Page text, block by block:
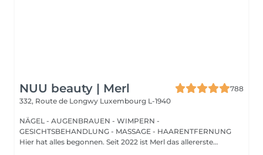
NUU beauty | Merl
788
332, Route de Longwy Luxembourg L-1940
NÄGEL - AUGENBRAUEN - WIMPERN -
GESICHTSBEHANDLUNG - MASSAGE - HAARENTFERNUNG
Hier hat alles begonnen. Seit 2022 ist Merl das allererste